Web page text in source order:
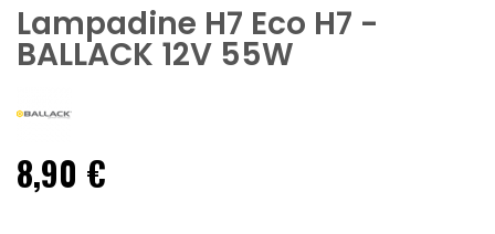
Lampadine H7 Eco H7 -
BALLACK 12V 55W
8,90 €